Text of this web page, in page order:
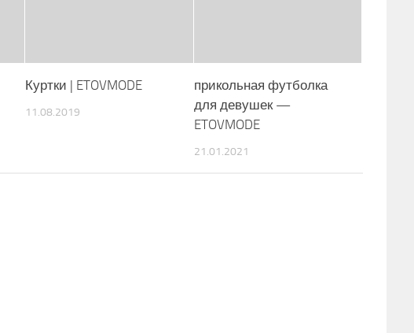
Куртки | ETOVMODE
11.08.2019
прикольная футболка
для девушек —
ETOVMODE
21.01.2021